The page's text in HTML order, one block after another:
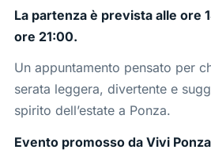
La partenza è prevista alle ore
ore 21:00.
Un appuntamento pensato per
serata leggera, divertente e
spirito dell’estate a Ponza.
Evento promosso da Vivi